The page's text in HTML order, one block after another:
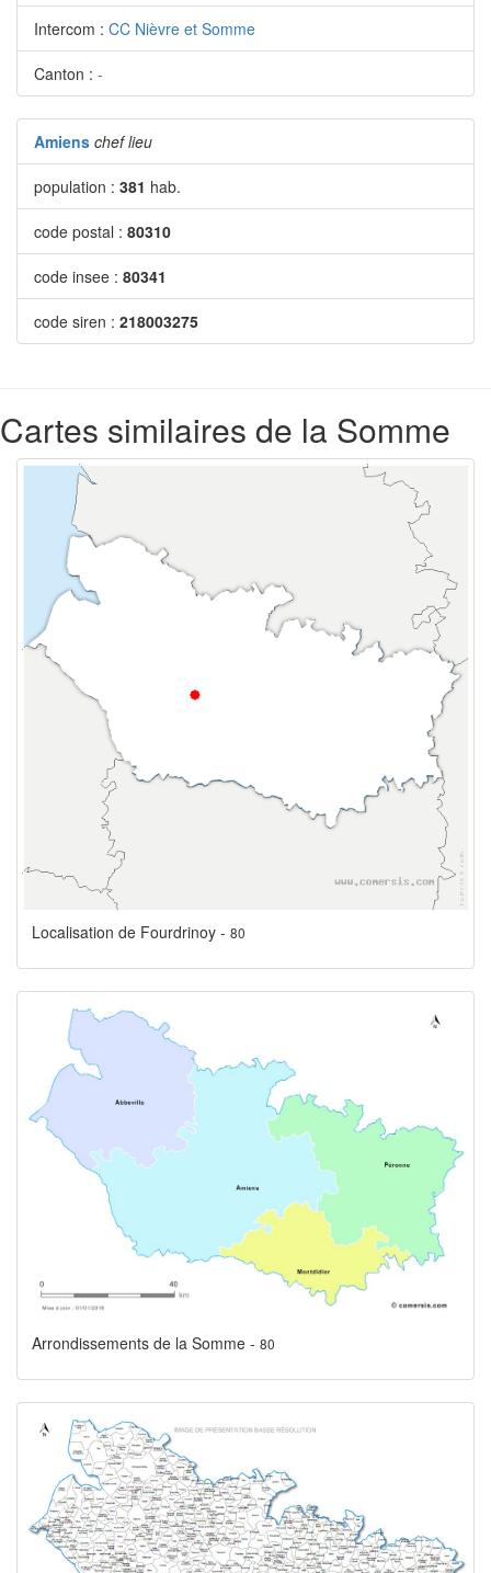
Intercom : CC Nièvre et Somme
Canton : -
Amiens chef lieu
population : 381 hab.
code postal : 80310
code insee : 80341
code siren : 218003275
Cartes similaires de la Somme
Localisation de Fourdrinoy - 80
Arrondissements de la Somme - 80